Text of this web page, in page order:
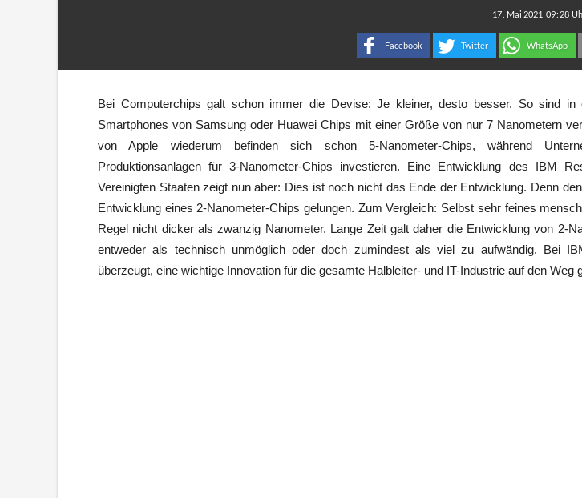
:
Facebook Twitter WhatsApp
Bei Computerchips galt schon immer die Devise: Je kleiner, desto besser. So sind in
Smartphones von Samsung oder Huawei Chips mit einer Größe von nur 7 Nanometern
von Apple wiederum befinden sich schon 5-Nanometer-Chips, während
Produktionsanlagen für 3-Nanometer-Chips investieren. Eine Entwicklung des IBM
Vereinigten Staaten zeigt nun aber: Dies ist noch nicht das Ende der Entwicklung. Denn
Entwicklung eines 2-Nanometer-Chips gelungen. Zum Vergleich: Selbst sehr feines
Regel nicht dicker als zwanzig Nanometer. Lange Zeit galt daher die Entwicklung von 2-
entweder als technisch unmöglich oder doch zumindest als viel zu aufwändig. Bei
überzeugt, eine wichtige Innovation für die gesamte Halbleiter- und IT-Industrie auf den Weg